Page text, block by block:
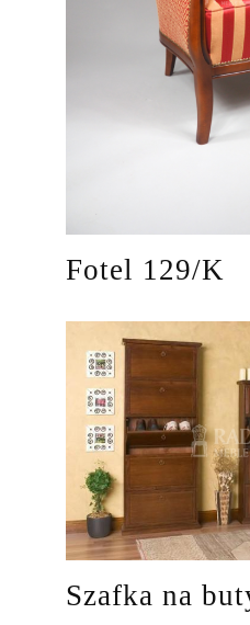
Fotel 129/K
Szafka na